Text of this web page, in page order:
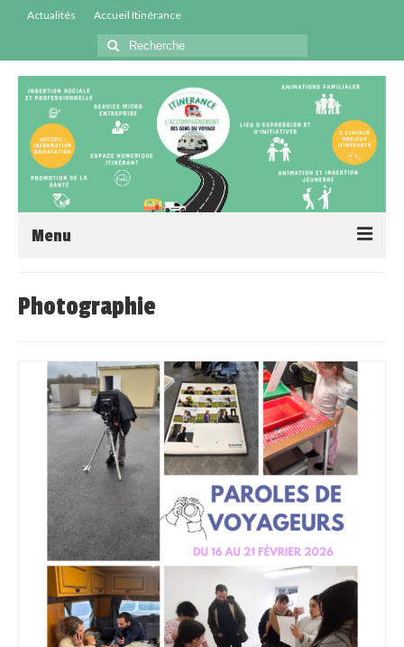
Actualités Accueil Itinérance
Menu
Centres Sociaux
Service Insertion
Médiation Santé
Espace Bénévoles
Scolarisation
LE SOUTIEN SCOLAIRE
Le CNED
L’UPS
Actualités
Photographie